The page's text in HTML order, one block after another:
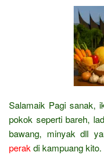
Salamaik Pagi sanak,
pokok seperti bareh,
bawang, minyak dll
perak di kampuang kito.